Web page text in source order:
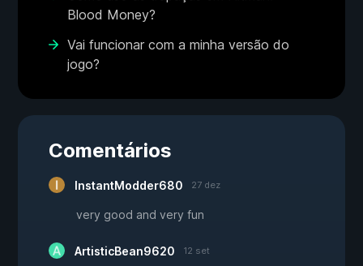
Blood Money?
Vai funcionar com a minha versão do
jogo?
Comentários
InstantModder680 27 dez
very good and very fun
ArtisticBean9620 12 set